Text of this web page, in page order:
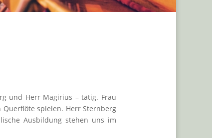
und Herr Magirius – tätig. Frau
spielen. Herr Sternberg
Ausbildung stehen uns im